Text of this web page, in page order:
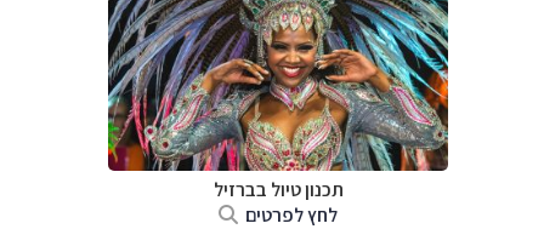
תכנון טיול בברזיל
לחץ לפרטים